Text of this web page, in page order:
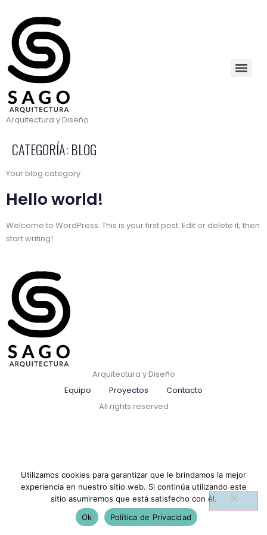
Arquitectura y Diseño
CATEGORÍA: BLOG
Your blog category
Hello world!
Welcome to WordPress. This is your first post. Edit or delete it, then
start writing!
Arquitectura y Diseño
Equipo
Proyectos
Contacto
All rights reserved
Utilizamos cookies para garantizar que le brindamos la mejor
experiencia en nuestro sitio web. Si continúa utilizando este
sitio asumiremos que está satisfecho con él.
Ok
Política de Privacidad